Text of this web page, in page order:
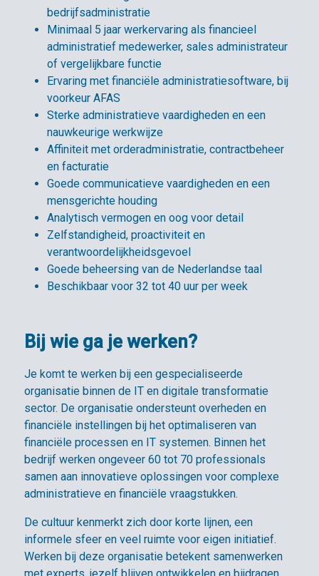
bedrijfsadministratie
Minimaal 5 jaar werkervaring als financieel
administratief medewerker, sales administrateur
of vergelijkbare functie
Ervaring met financiële administratiesoftware, bij
voorkeur AFAS
Sterke administratieve vaardigheden en een
nauwkeurige werkwijze
Affiniteit met orderadministratie, contractbeheer
en facturatie
Goede communicatieve vaardigheden en een
mensgerichte houding
Analytisch vermogen en oog voor detail
Zelfstandigheid, proactiviteit en
verantwoordelijkheidsgevoel
Goede beheersing van de Nederlandse taal
Beschikbaar voor 32 tot 40 uur per week
Bij wie ga je werken?
Je komt te werken bij een gespecialiseerde
organisatie binnen de IT en digitale transformatie
sector. De organisatie ondersteunt overheden en
financiële instellingen bij het optimaliseren van
financiële processen en IT systemen. Binnen het
bedrijf werken ongeveer 60 tot 70 professionals
samen aan innovatieve oplossingen voor complexe
administratieve en financiële vraagstukken.
De cultuur kenmerkt zich door korte lijnen, een
informele sfeer en veel ruimte voor eigen initiatief.
Werken bij deze organisatie betekent samenwerken